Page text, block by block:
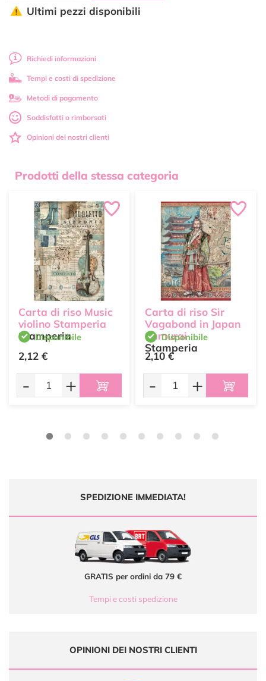
Ultimi pezzi disponibili
Richiedi informazioni
Tempi e costi di spedizione
Metodi di pagamento
Soddisfatti o rimborsati
Opinioni dei nostri clienti
Prodotti della stessa categoria
Carta di riso Music
violino Stamperia
Stamperia
Disponibile
2,12 €
- +
Carta di riso Sir
Vagabond in Japan
Samurai
Stamperia
Disponibile
2,10 €
- +
SPEDIZIONE IMMEDIATA!
GRATIS per ordini da 79 €
Tempi e costi spedizione
OPINIONI DEI NOSTRI CLIENTI